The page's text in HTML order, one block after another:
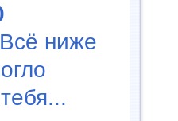
ниже